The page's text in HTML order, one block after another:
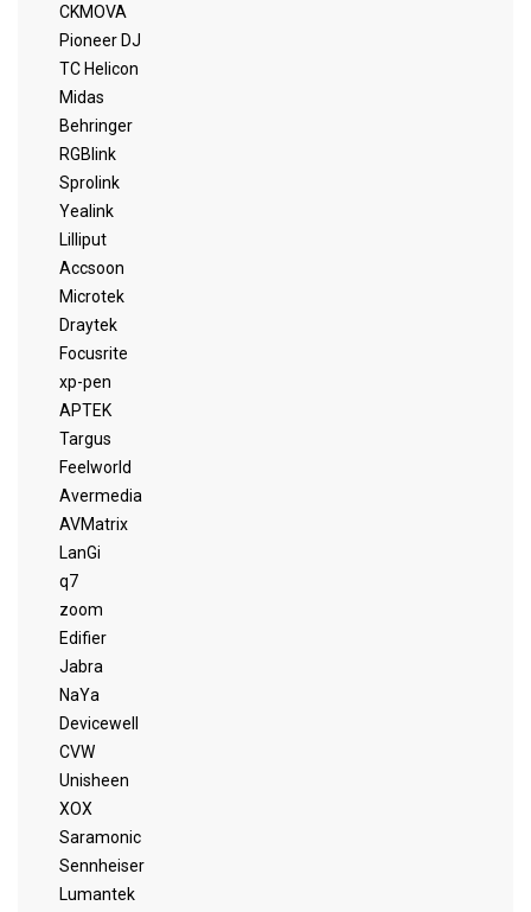
CKMOVA
Pioneer DJ
TC Helicon
Midas
Behringer
RGBlink
Sprolink
Yealink
Lilliput
Accsoon
Microtek
Draytek
Focusrite
xp-pen
APTEK
Targus
Feelworld
Avermedia
AVMatrix
LanGi
q7
zoom
Edifier
Jabra
NaYa
Devicewell
CVW
Unisheen
XOX
Saramonic
Sennheiser
Lumantek